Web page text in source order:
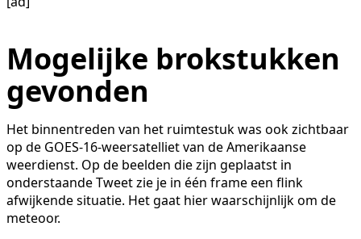
Mogelijke brokstukken
gevonden
Het binnentreden van het ruimtestuk was ook zichtbaar
op de GOES-16-weersatelliet van de Amerikaanse
weerdienst. Op de beelden die zijn geplaatst in
onderstaande Tweet zie je in één frame een flink
afwijkende situatie. Het gaat hier waarschijnlijk om de
meteoor.